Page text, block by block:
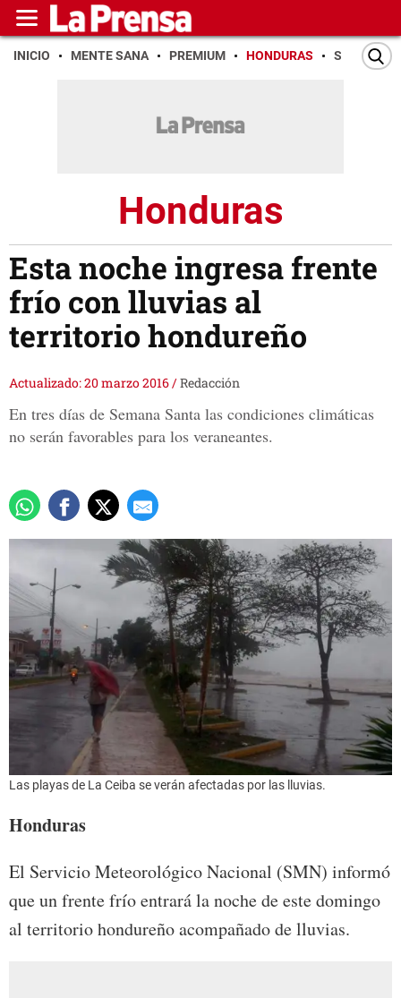
INICIO MENTE SANA PREMIUM HONDURAS SAN PEDRO
Honduras
Esta noche ingresa frente
frío con lluvias al
territorio hondureño
Actualizado: 20 marzo 2016/Redacción
En tres días de Semana Santa las condiciones climáticas
no serán favorables para los veraneantes.
Las playas de La Ceiba se verán afectadas por las lluvias.
Honduras
El Servicio Meteorológico Nacional (SMN) informó
que un frente frío entrará la noche de este domingo
al territorio hondureño acompañado de lluvias.